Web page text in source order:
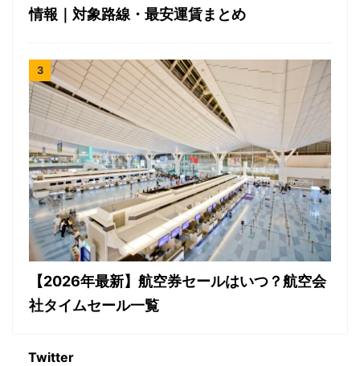
情報｜対象路線・最安運賃まとめ
【2026年最新】航空券セールはいつ？航空会
社タイムセール一覧
Twitter